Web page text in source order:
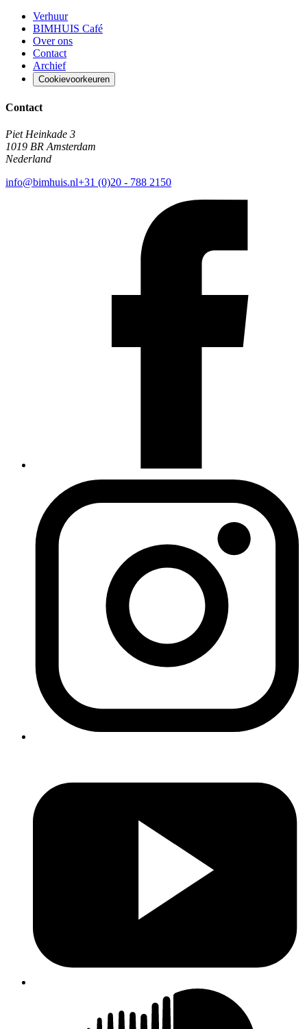
Verhuur
BIMHUIS Café
Over ons
Contact
Archief
Cookievoorkeuren
Contact
Piet Heinkade 3
1019 BR Amsterdam
Nederland
info@bimhuis.nl+31 (0)20 - 788 2150